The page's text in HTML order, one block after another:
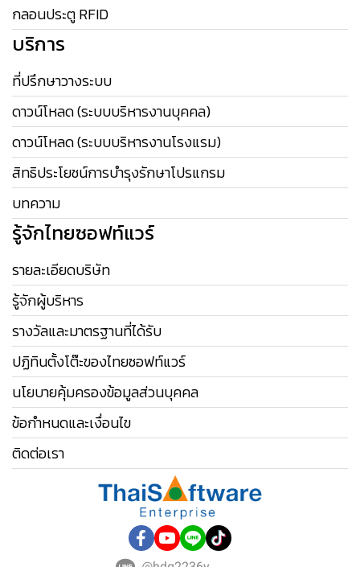
กลอนประตู RFID
บริการ
ที่ปรึกษาวางระบบ
ดาวน์โหลด (ระบบบริหารงานบุคคล)
ดาวน์โหลด (ระบบบริหารงานโรงแรม)
สิทธิประโยชน์การบำรุงรักษาโปรแกรม
บทความ
รู้จักไทยซอฟท์แวร์
รายละเอียดบริษัท
รู้จักผู้บริหาร
รางวัลและมาตรฐานที่ได้รับ
ปฏิทินตั้งโต๊ะของไทยซอฟท์แวร์
นโยบายคุ้มครองข้อมูลส่วนบุคคล
ข้อกำหนดและเงื่อนไข
ติดต่อเรา